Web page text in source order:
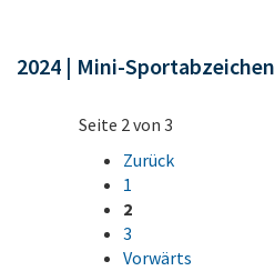
2024 | Mini-Sportabzeichen
Seite 2 von 3
Zurück
1
2
3
Vorwärts